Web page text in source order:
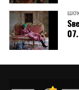
песна, традиција